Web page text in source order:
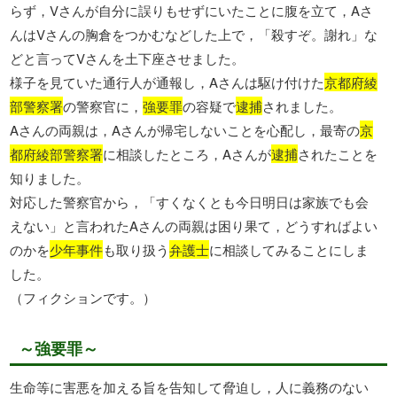
らず，Vさんが自分に誤りもせずにいたことに腹を立て，Aさ
んはVさんの胸倉をつかむなどした上で，「殺すぞ。謝れ」な
どと言ってVさんを土下座させました。
様子を見ていた通行人が通報し，Aさんは駆け付けた京都府綾
部警察署の警察官に，強要罪の容疑で逮捕されました。
Aさんの両親は，Aさんが帰宅しないことを心配し，最寄の京
都府綾部警察署に相談したところ，Aさんが逮捕されたことを
知りました。
対応した警察官から，「すくなくとも今日明日は家族でも会
えない」と言われたAさんの両親は困り果て，どうすればよい
のかを少年事件も取り扱う弁護士に相談してみることにしま
した。
（フィクションです。）
～強要罪～
生命等に害悪を加える旨を告知して脅迫し，人に義務のない